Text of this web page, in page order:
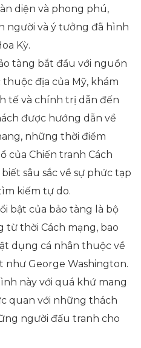
diện và phong phú,
người và ý tưởng đã hình
Kỳ.
tàng bắt đầu với nguồn
địa của Mỹ, khám
tế và chính trị dẫn đến
được hướng dẫn về
những thời điểm
của Chiến tranh Cách
sâu sắc về sự phức tạp
kiếm tự do.
bật của bảo tàng là bộ
từ thời Cách mạng, bao
dụng cá nhân thuộc về
George Washington.
này với quá khứ mang
quan với những thách
người đấu tranh cho